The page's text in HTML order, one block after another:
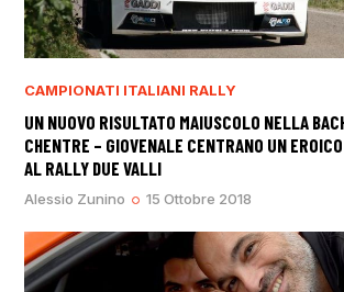
CAMPIONATI ITALIANI RALLY
UN NUOVO RISULTATO MAIUSCOLO NELLA
CHENTRE – GIOVENALE CENTRANO UN
AL RALLY DUE VALLI
Alessio Zunino 15 Ottobre 2018